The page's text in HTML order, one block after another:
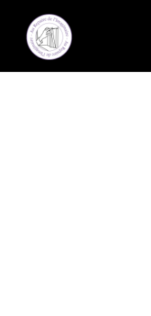
contenu